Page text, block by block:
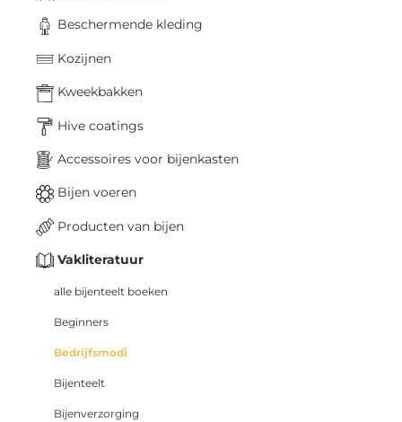
Beschermende kleding
Kozijnen
Kweekbakken
Hive coatings
Accessoires voor bijenkasten
Bijen voeren
Producten van bijen
Vakliteratuur
alle bijenteelt boeken
Beginners
Bedrijfsmodi
Bijenteelt
Bijenverzorging